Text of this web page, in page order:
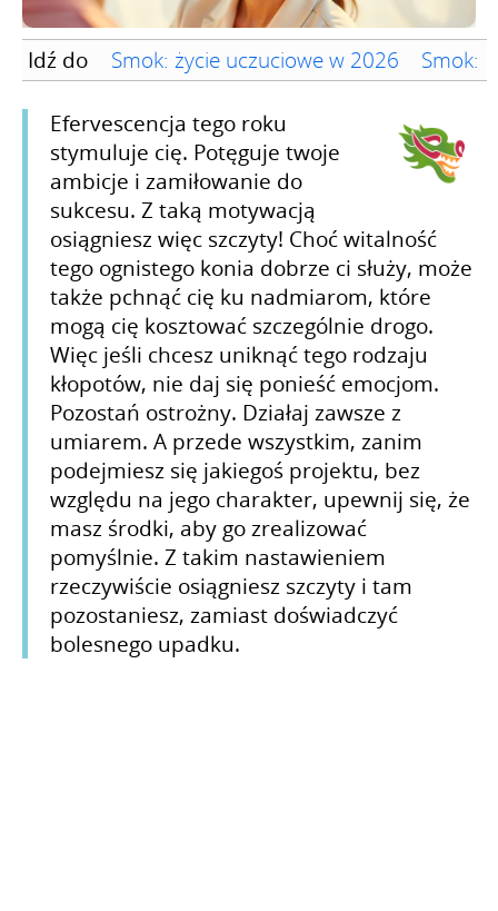
Idź do Smok: życie uczuciowe w 2026 Smok:
Efervescencja tego roku
stymuluje cię. Potęguje twoje
ambicje i zamiłowanie do
sukcesu. Z taką motywacją
osiągniesz więc szczyty! Choć witalność
tego ognistego konia dobrze ci służy, może
także pchnąć cię ku nadmiarom, które
mogą cię kosztować szczególnie drogo.
Więc jeśli chcesz uniknąć tego rodzaju
kłopotów, nie daj się ponieść emocjom.
Pozostań ostrożny. Działaj zawsze z
umiarem. A przede wszystkim, zanim
podejmiesz się jakiegoś projektu, bez
względu na jego charakter, upewnij się, że
masz środki, aby go zrealizować
pomyślnie. Z takim nastawieniem
rzeczywiście osiągniesz szczyty i tam
pozostaniesz, zamiast doświadczyć
bolesnego upadku.